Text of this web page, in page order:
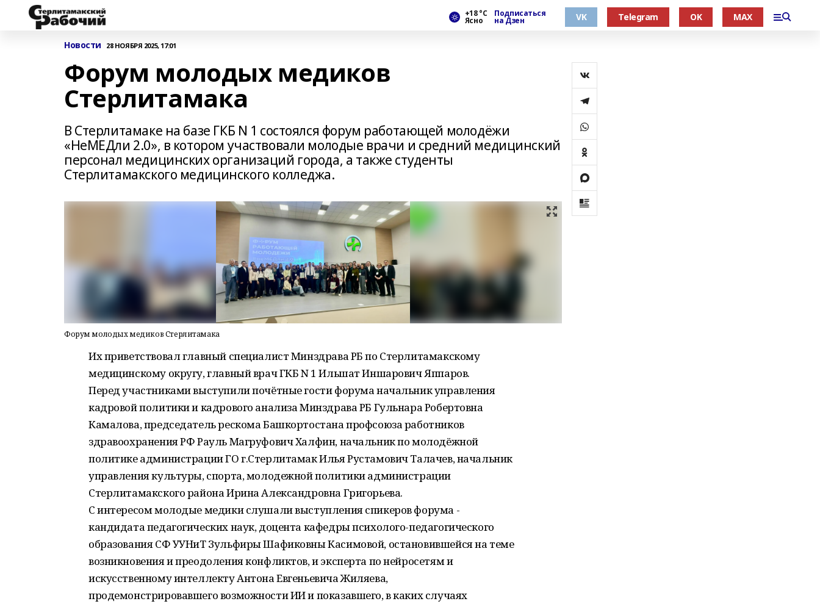
+18 °С
Ясно
Подписаться
на Дзен VK Telegram OK MAX
Новости 28 НОЯБРЯ 2025, 17:01
Форум молодых медиков
Стерлитамака
В Стерлитамаке на базе ГКБ N 1 состоялся форум работающей молодёжи
«НеМЕДли 2.0», в котором участвовали молодые врачи и средний медицинский
персонал медицинских организаций города, а также студенты
Стерлитамакского медицинского колледжа.
Форум молодых медиков Стерлитамака
Их приветствовал главный специалист Минздрава РБ по Стерлитамакскому
медицинскому округу, главный врач ГКБ N 1 Ильшат Иншарович Яппаров.
Перед участниками выступили почётные гости форума начальник управления
кадровой политики и кадрового анализа Минздрава РБ Гульнара Робертовна
Камалова, председатель рескома Башкортостана профсоюза работников
здравоохранения РФ Рауль Магруфович Халфин, начальник по молодёжной
политике администрации ГО г.Стерлитамак Илья Рустамович Талачев, начальник
управления культуры, спорта, молодежной политики администрации
Стерлитамакского района Ирина Александровна Григорьева.
С интересом молодые медики слушали выступления спикеров форума -
кандидата педагогических наук, доцента кафедры психолого-педагогического
образования СФ УУНиТ Зульфиры Шафиковны Касимовой, остановившейся на теме
возникновения и преодоления конфликтов, и эксперта по нейросетям и
искусственному интеллекту Антона Евгеньевича Жиляева,
продемонстрировавшего возможности ИИ и показавшего, в каких случаях